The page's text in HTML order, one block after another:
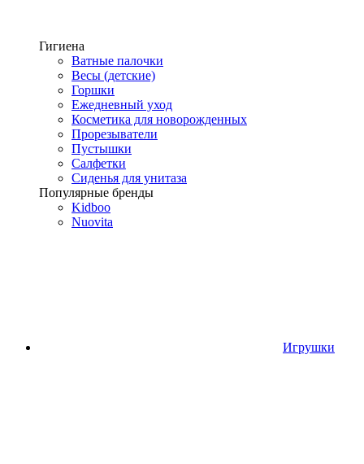
Гигиена
Ватные палочки
Весы (детские)
Горшки
Ежедневный уход
Косметика для новорожденных
Прорезыватели
Пустышки
Салфетки
Сиденья для унитаза
Популярные бренды
Kidboo
Nuovita
Игрушки